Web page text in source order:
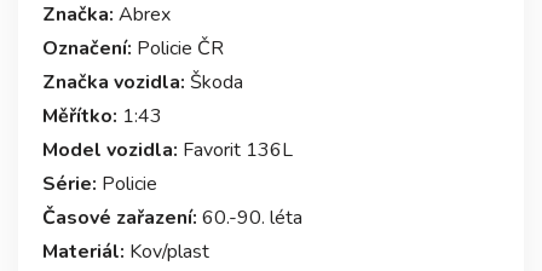
Značka: Abrex
Označení: Policie ČR
Značka vozidla: Škoda
Měřítko: 1:43
Model vozidla: Favorit 136L
Série: Policie
Časové zařazení: 60.-90. léta
Materiál: Kov/plast